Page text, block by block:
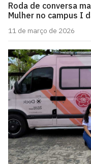
Roda de conversa
Mulher no campus I
11 de março de 2026